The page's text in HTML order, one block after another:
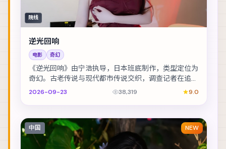
院线
逆光回响
电影 奇幻
《逆光回响》由宁浩执导，日本班底制作，类型定位为
奇幻。古老传说与现代都市传说交织，调查记者在追稿
途中身陷险境。主演包括舒淇、雷佳音、秦昊 等，表...
2026-09-23 38,319 9.0
中国 NEW